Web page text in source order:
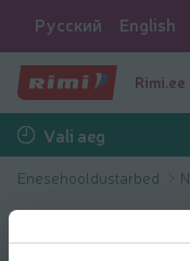
Русский English
Rimi.ee
Vali aeg
Enesehooldustarbed